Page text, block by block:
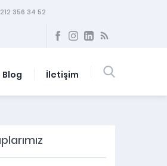
356 34 52
Blog İletişim